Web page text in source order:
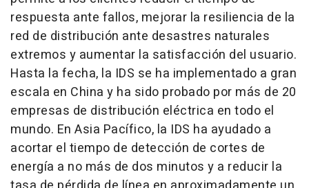
respuesta ante fallos, mejorar la resiliencia de la
red de distribución ante desastres naturales
extremos y aumentar la satisfacción del usuario.
Hasta la fecha, la IDS se ha implementado a gran
escala en China y ha sido probado por más de 20
empresas de distribución eléctrica en todo el
mundo. En Asia Pacífico, la IDS ha ayudado a
acortar el tiempo de detección de cortes de
energía a no más de dos minutos y a reducir la